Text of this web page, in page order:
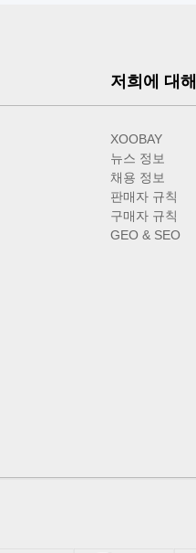
저희에 대해
XOOBAY
뉴스 정보
채용 정보
판매자 규칙
구매자 규칙
GEO & SEO